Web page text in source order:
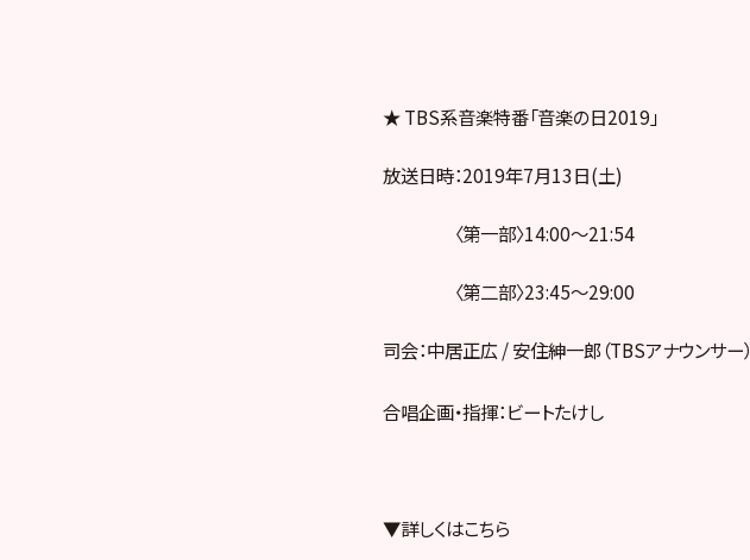
★ TBS系音楽特番「音楽の日2019」
放送日時：2019年7月13日(土)
〈第一部〉14:00〜21:54
〈第二部〉23:45〜29:00
司会：中居正広 / 安住紳一郎（TBSアナウンサー）
合唱企画・指揮：ビートたけし
▼詳しくはこちら